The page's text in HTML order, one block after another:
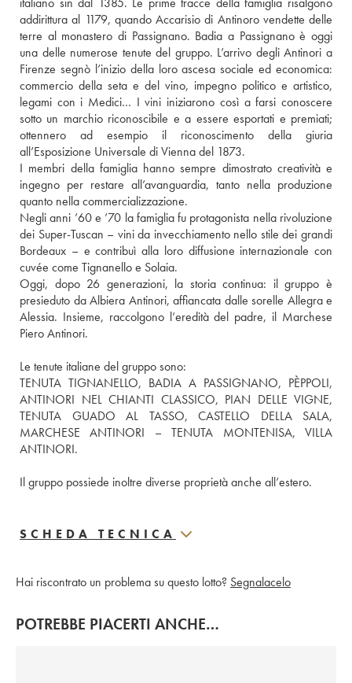
addirittura al 1179, quando Accarisio di Antinoro vendette delle
terre al monastero di Passignano. Badia a Passignano è oggi
una delle numerose tenute del gruppo. L’arrivo degli Antinori a
Firenze segnò l’inizio della loro ascesa sociale ed economica:
commercio della seta e del vino, impegno politico e artistico,
legami con i Medici… I vini iniziarono così a farsi conoscere
sotto un marchio riconoscibile e a essere esportati e premiati;
ottennero ad esempio il riconoscimento della giuria
all’Esposizione Universale di Vienna del 1873.
I membri della famiglia hanno sempre dimostrato creatività e
ingegno per restare all’avanguardia, tanto nella produzione
quanto nella commercializzazione.
Negli anni ’60 e ’70 la famiglia fu protagonista nella rivoluzione
dei Super-Tuscan – vini da invecchiamento nello stile dei grandi
Bordeaux – e contribuì alla loro diffusione internazionale con
cuvée come Tignanello e Solaia.
Oggi, dopo 26 generazioni, la storia continua: il gruppo è
presieduto da Albiera Antinori, affiancata dalle sorelle Allegra e
Alessia. Insieme, raccolgono l’eredità del padre, il Marchese
Piero Antinori.
Le tenute italiane del gruppo sono:
TENUTA TIGNANELLO, BADIA A PASSIGNANO, PÈPPOLI,
ANTINORI NEL CHIANTI CLASSICO, PIAN DELLE VIGNE,
TENUTA GUADO AL TASSO, CASTELLO DELLA SALA,
MARCHESE ANTINORI – TENUTA MONTENISA, VILLA
ANTINORI.
Il gruppo possiede inoltre diverse proprietà anche all’estero.
SCHEDA TECNICA
Hai riscontrato un problema su questo lotto? Segnalacelo
POTREBBE PIACERTI ANCHE…